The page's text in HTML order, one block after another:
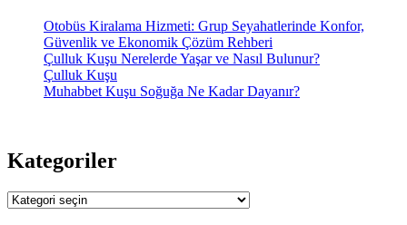
Otobüs Kiralama Hizmeti: Grup Seyahatlerinde Konfor,
Güvenlik ve Ekonomik Çözüm Rehberi
Çulluk Kuşu Nerelerde Yaşar ve Nasıl Bulunur?
Çulluk Kuşu
Muhabbet Kuşu Soğuğa Ne Kadar Dayanır?
Kategoriler
Kategoriler